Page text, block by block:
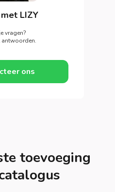
LIZY
vragen?
antwoorden.
ons
toevoeging